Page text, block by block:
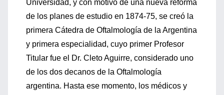
Universidad, y con motivo de una nueva reforma
de los planes de estudio en 1874-75, se creó la
primera Cátedra de Oftalmología de la Argentina
y primera especialidad, cuyo primer Profesor
Titular fue el Dr. Cleto Aguirre, considerado uno
de los dos decanos de la Oftalmología
argentina. Hasta ese momento, los médicos y